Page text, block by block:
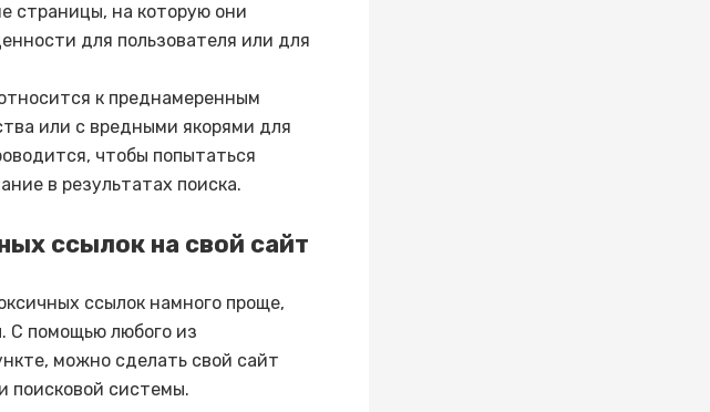
страницы, на которую они
для пользователя или для
к преднамеренным
или с вредными якорями для
чтобы попытаться
в результатах поиска.
ссылок на свой сайт
ссылок намного проще,
С помощью любого из
можно сделать свой сайт
поисковой системы.